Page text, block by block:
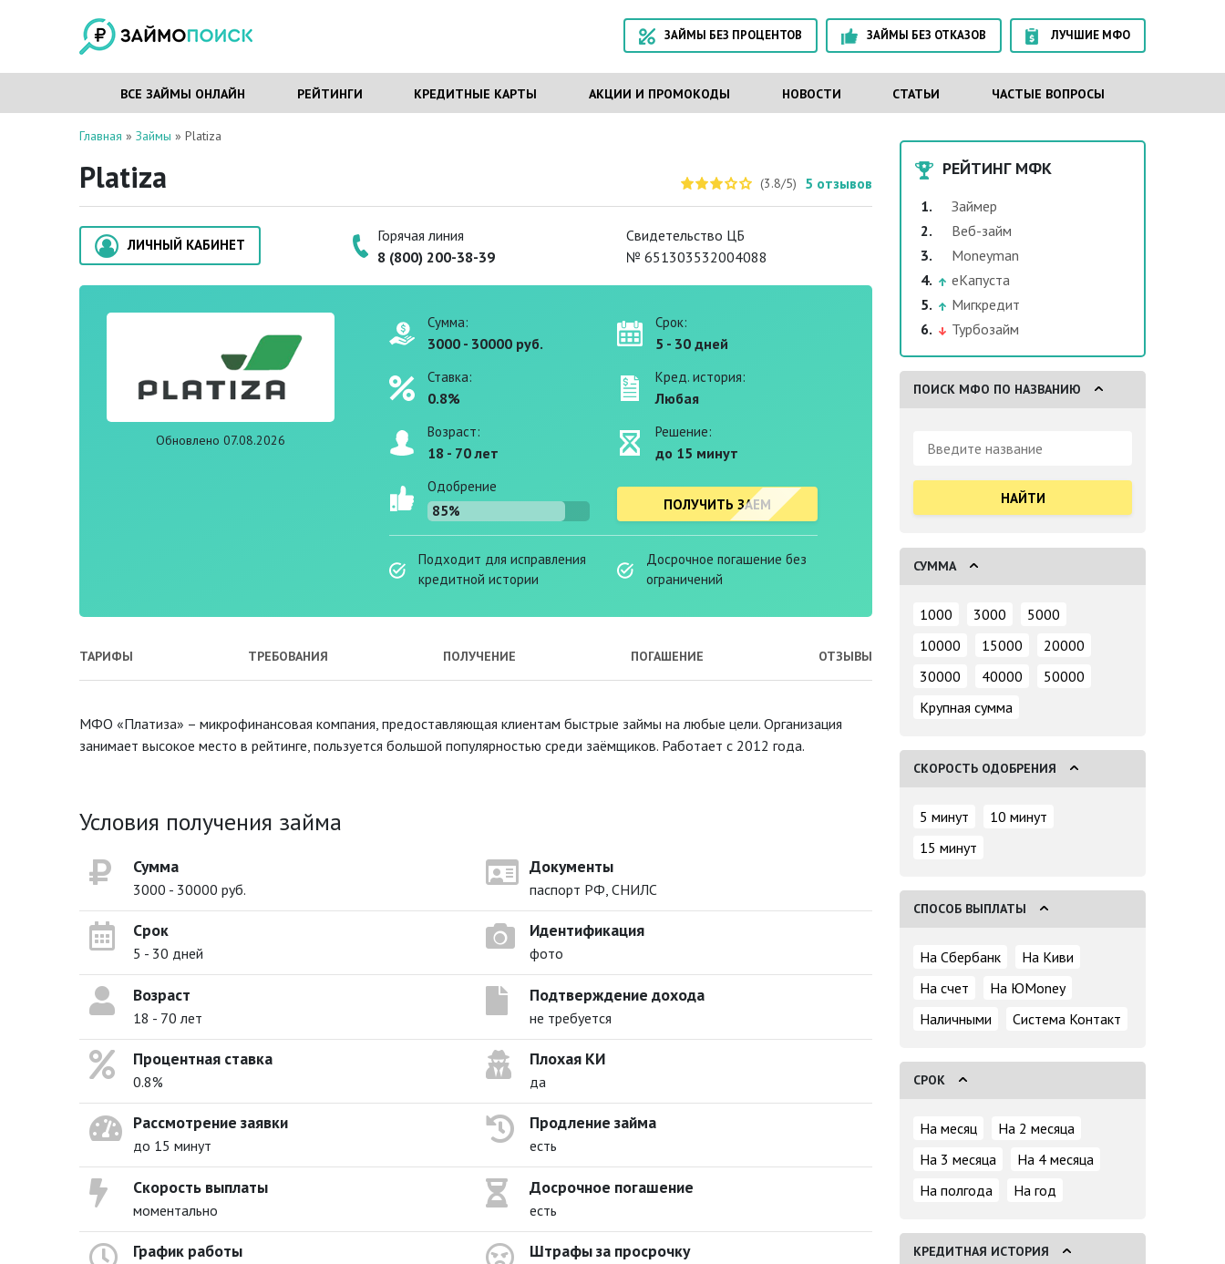
ЗАЙМЫ БЕЗ ПРОЦЕНТОВ ЗАЙМЫ БЕЗ ОТКАЗОВ ЛУЧШИЕ МФО
ВСЕ ЗАЙМЫ ОНЛАЙН РЕЙТИНГИ КРЕДИТНЫЕ КАРТЫ АКЦИИ И ПРОМОКОДЫ НОВОСТИ СТАТЬИ ЧАСТЫЕ ВОПРОСЫ
Главная » Займы » Platiza
Platiza (3.8/5) 5 отзывов
ЛИЧНЫЙ КАБИНЕТ
Горячая линия
8 (800) 200-38-39
Свидетельство ЦБ
№ 651303532004088
Обновлено 07.08.2026
Сумма:
3000 - 30000 руб.
Срок:
5 - 30 дней
Ставка:
0.8%
Кред. история:
Любая
Возраст:
18 - 70 лет
Решение:
до 15 минут
Одобрение
85%
ПОЛУЧИТЬ ЗАЕМ
Подходит для исправления
кредитной истории
Досрочное погашение без
ограничений
ТАРИФЫ ТРЕБОВАНИЯ ПОЛУЧЕНИЕ ПОГАШЕНИЕ ОТЗЫВЫ
МФО «Платиза» – микрофинансовая компания, предоставляющая клиентам быстрые займы на любые цели. Организация
занимает высокое место в рейтинге, пользуется большой популярностью среди заёмщиков. Работает с 2012 года.
Условия получения займа
Сумма
3000 - 30000 руб.
Документы
паспорт РФ, СНИЛС
Срок
5 - 30 дней
Идентификация
фото
Возраст
18 - 70 лет
Подтверждение дохода
не требуется
Процентная ставка
0.8%
Плохая КИ
да
Рассмотрение заявки
до 15 минут
Продление займа
есть
Скорость выплаты
моментально
Досрочное погашение
есть
График работы Штрафы за просрочку
РЕЙТИНГ МФК
Займер
Веб-займ
Moneyman
еКапуста
Мигкредит
Турбозайм
ПОИСК МФО ПО НАЗВАНИЮ
Поиск:
СУММА
1000 3000
5000
10000
15000
20000
30000
40000
50000
Крупная сумма
СКОРОСТЬ ОДОБРЕНИЯ
5 минут
10 минут
15 минут
СПОСОБ ВЫПЛАТЫ
На Сбербанк
На Киви
На счет
На ЮMoney
Наличными
Система Контакт
СРОК
На месяц
На 2 месяца
На 3 месяца
На 4 месяца
На полгода
На год
КРЕДИТНАЯ ИСТОРИЯ